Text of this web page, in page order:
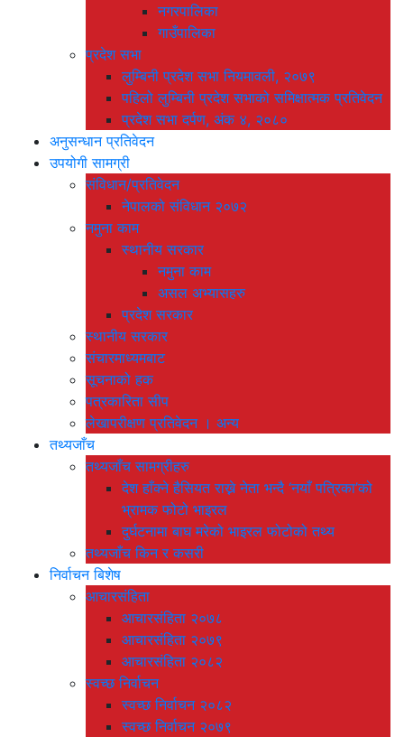
नगरपालिका
गाउँपालिका
प्रदेश सभा
लुम्बिनी प्रदेश सभा नियमावली, २०७९
पहिलो लुम्बिनी प्रदेश सभाको समिक्षात्मक प्रतिवेदन
प्रदेश सभा दर्पण, अंक ४, २०८०
अनुसन्धान प्रतिवेदन
उपयोगी सामग्री
संविधान/प्रतिवेदन
नेपालको संविधान २०७२
नमुना काम
स्थानीय सरकार
नमुना काम
असल अभ्यासहरु
प्रदेश सरकार
स्थानीय सरकार
संचारमाध्यमबाट
सूचनाको हक
पत्रकारिता सीप
लेखापरीक्षण प्रतिवेदन । अन्य
तथ्यजाँच
तथ्यजाँच सामग्रीहरु
देश हाँक्ने हैसियत राख्ने नेता भन्दै ‘नयाँ पत्रिका’को
भ्रामक फोटो भाइरल
दुर्घटनामा बाघ मरेको भाइरल फोटोको तथ्य
तथ्यजाँच किन र कसरी
निर्वाचन बिशेष
आचारसंहिता
आचारसंहिता २०७८
आचारसंहिता २०७९
आचारसंहिता २०८२
स्वच्छ निर्वाचन
स्वच्छ निर्वाचन २०८२
स्वच्छ निर्वाचन २०७९